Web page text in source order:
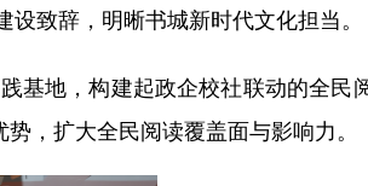
致辞，明晰书城新时代文化担当。
地，构建起政企校社联动的全民
，扩大全民阅读覆盖面与影响力。